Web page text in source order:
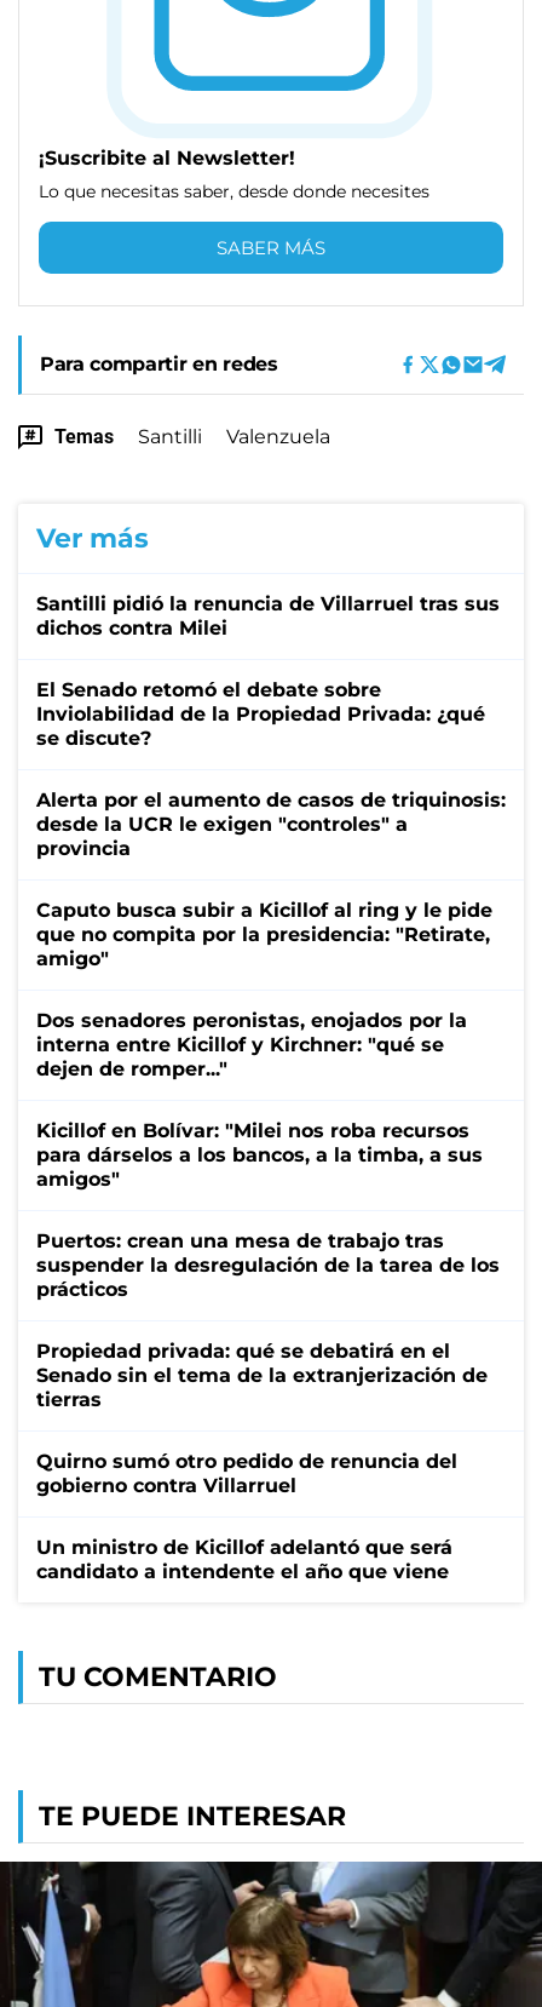
¡Suscribite al Newsletter!
Lo que necesitas saber, desde donde necesites
SABER MÁS
Para compartir en redes
Temas Santilli Valenzuela
Ver más
Santilli pidió la renuncia de Villarruel tras sus
dichos contra Milei
El Senado retomó el debate sobre
Inviolabilidad de la Propiedad Privada: ¿qué
se discute?
Alerta por el aumento de casos de triquinosis:
desde la UCR le exigen "controles" a
provincia
Caputo busca subir a Kicillof al ring y le pide
que no compita por la presidencia: "Retirate,
amigo"
Dos senadores peronistas, enojados por la
interna entre Kicillof y Kirchner: "qué se
dejen de romper..."
Kicillof en Bolívar: "Milei nos roba recursos
para dárselos a los bancos, a la timba, a sus
amigos"
Puertos: crean una mesa de trabajo tras
suspender la desregulación de la tarea de los
prácticos
Propiedad privada: qué se debatirá en el
Senado sin el tema de la extranjerización de
tierras
Quirno sumó otro pedido de renuncia del
gobierno contra Villarruel
Un ministro de Kicillof adelantó que será
candidato a intendente el año que viene
TU COMENTARIO
TE PUEDE INTERESAR